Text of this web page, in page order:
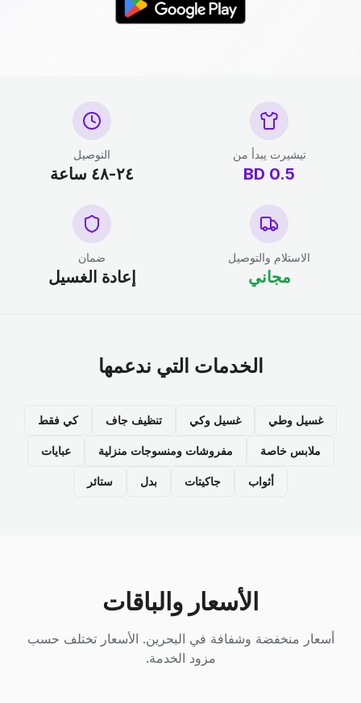
تيشيرت يبدأ من
0.5
BD
التوصيل
٢٤-٤٨ ساعة
الاستلام والتوصيل
مجاني
ضمان
إعادة الغسيل
الخدمات التي ندعمها
غسيل وطي غسيل وكي تنظيف جاف كي فقط
ملابس خاصة مفروشات ومنسوجات منزلية عبايات
أثواب جاكيتات بدل ستائر
الأسعار والباقات
أسعار منخفضة وشفافة في البحرين. الأسعار تختلف حسب
مزود الخدمة.